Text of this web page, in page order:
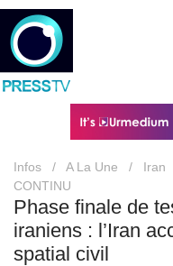
Infos / A La Une / Iran
CONTINU
Phase finale de
iraniens : l’Iran
spatial civil